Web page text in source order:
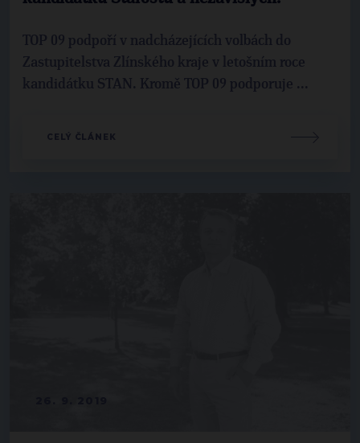
TOP 09 podpoří v nadcházejících volbách do
Zastupitelstva Zlínského kraje v letošním roce
kandidátku STAN. Kromě TOP 09 podporuje ...
CELÝ ČLÁNEK